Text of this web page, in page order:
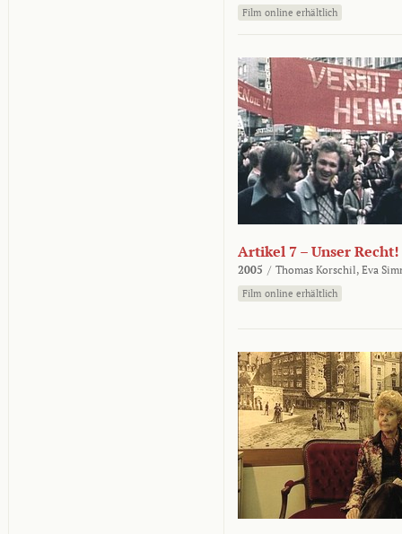
Film online erhältlich
Artikel 7 – Unser Recht!
2005 / Thomas Korschil, Eva
Film online erhältlich